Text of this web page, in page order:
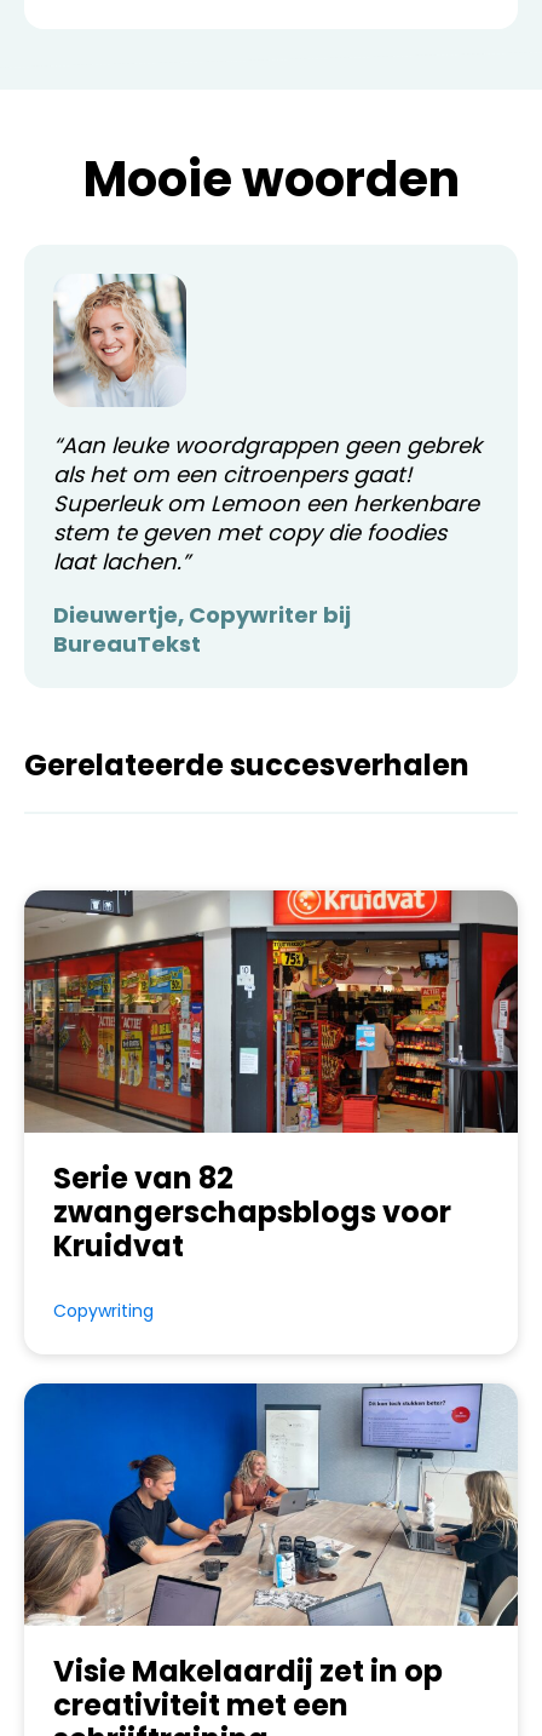
Mooie woorden
Aan leuke woordgrappen geen gebrek
als het om een citroenpers gaat!
Superleuk om Lemoon een herkenbare
stem te geven met copy die foodies
laat lachen.
Dieuwertje, Copywriter bij
BureauTekst
Gerelateerde succesverhalen
Serie van 82
zwangerschapsblogs voor
Kruidvat
Copywriting
Visie Makelaardij zet in op
creativiteit met een